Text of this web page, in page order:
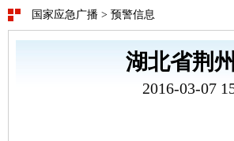
国家应急广播 > 预警信息
湖北省荆
2016-03-07